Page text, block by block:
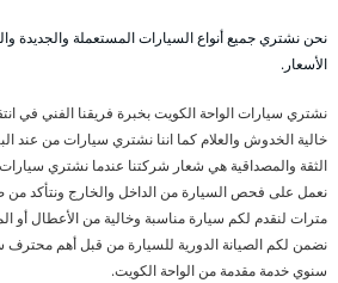
نحن نشتري جميع أنواع السيارات المستعملة والجديدة
الأسعار.
نشتري سيارات الواحة الكويت بخبرة فريقنا الفني في
خالية الخدوش والعلام كما اننا نشتري سيارات من عند
الثقة والمصداقية هي شعار شركتنا عندما نشتري
نعمل على فحص السيارة من الداخل والخارج ونتأكد من
مترات لنقدم لكم سيارة مناسبة وخالية من الأعطال أو
نضمن لكم الصيانة الدورية للسيارة من قبل أهم
سنوي خدمة مقدمة من الواحة الكويت.